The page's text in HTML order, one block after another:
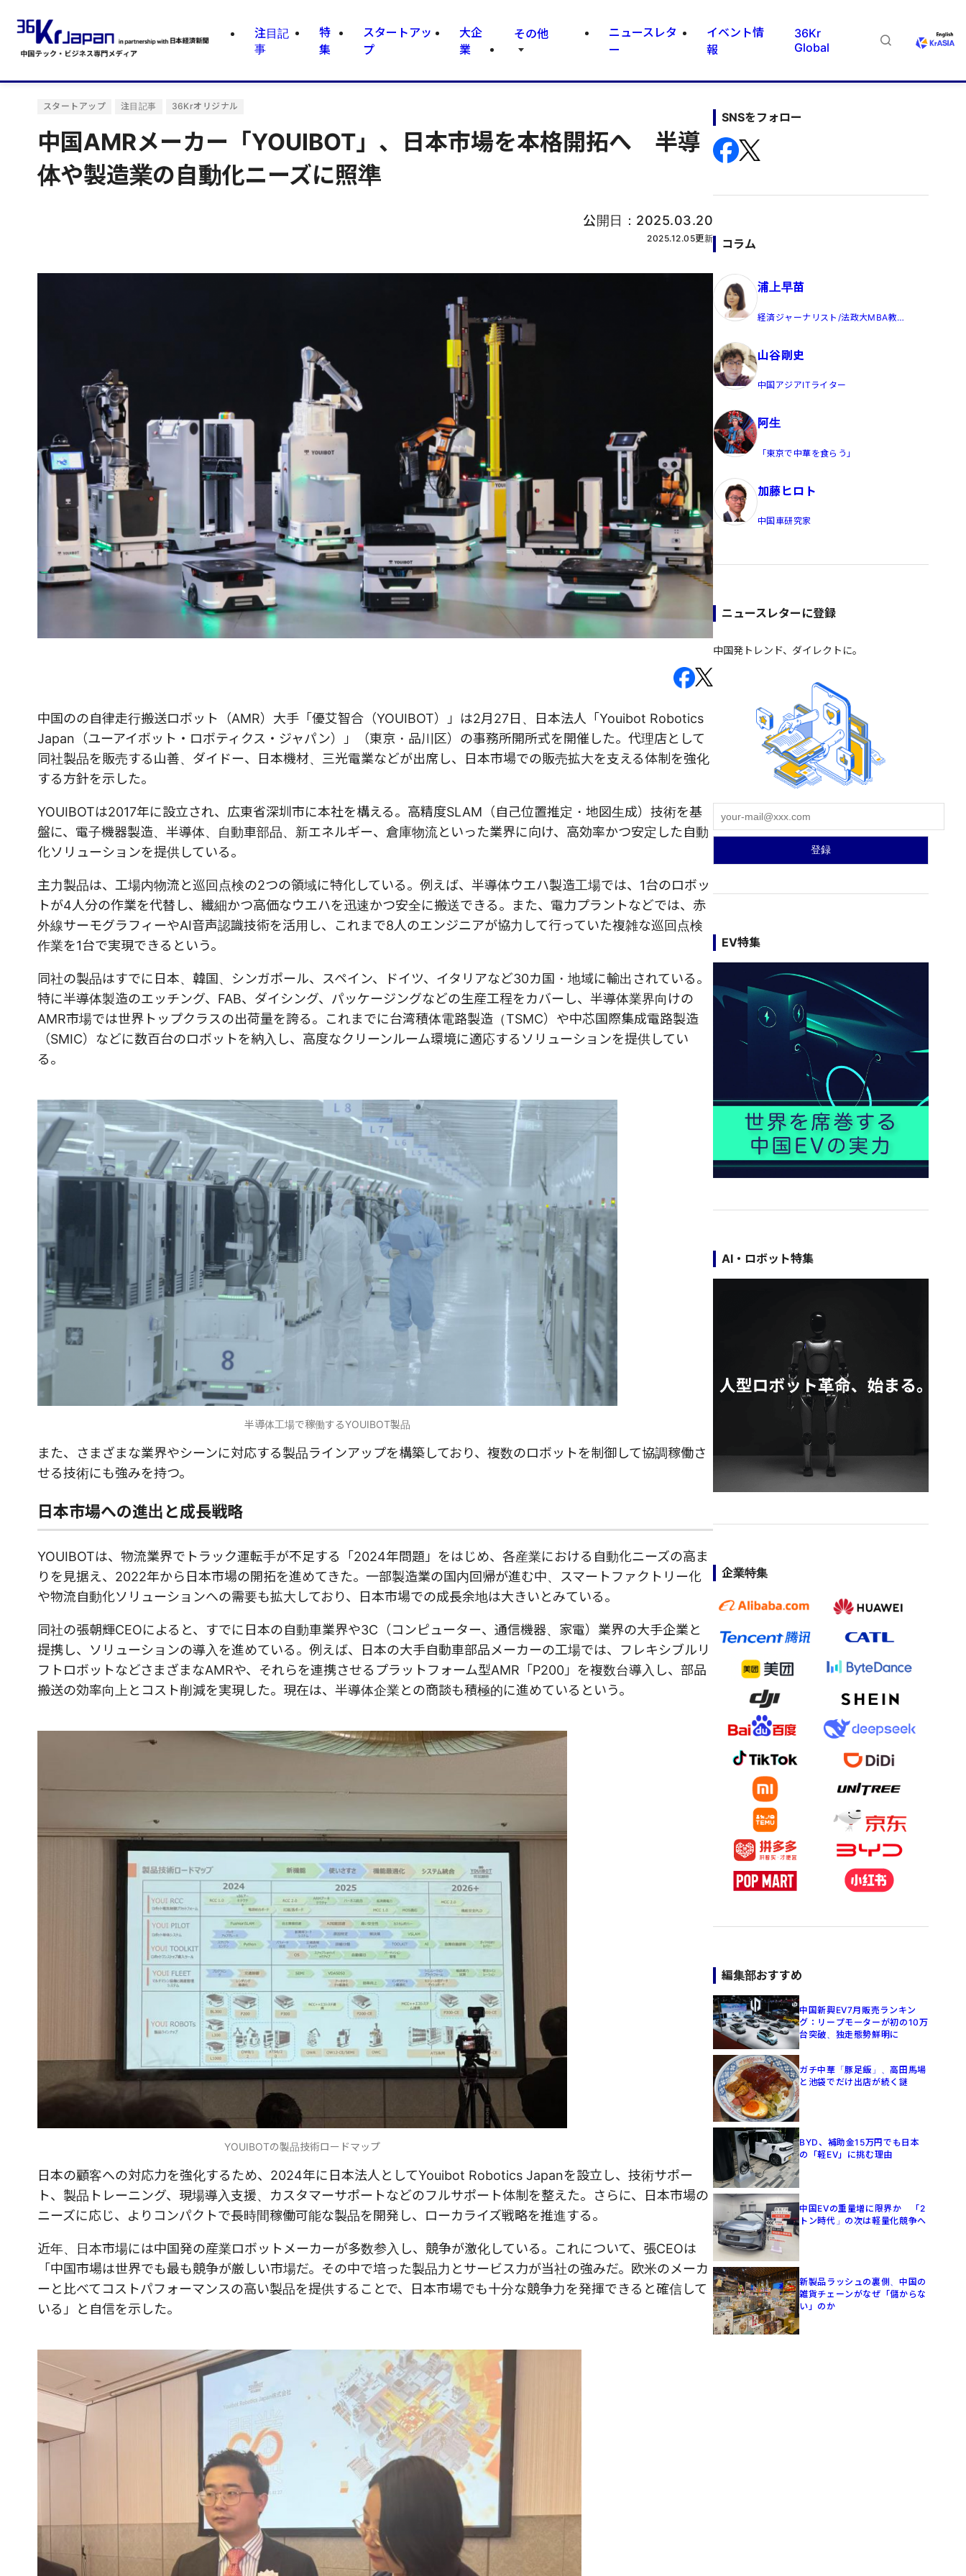
注目記
事
特
集
スタートアッ
プ
大企
業
その他
ニュースレタ
ー
イベント情
報
36Kr
Global
スタートアップ 注目記事 36Krオリジナル
中国AMRメーカー「YOUIBOT」、日本市場を本格開拓へ 半導
体や製造業の自動化ニーズに照準
公開日： 2025.03.20
2025.12.05更新
中国のの自律走行搬送ロボット（AMR）大手「優艾智合（YOUIBOT）」は2月27日、日本法人「Youibot Robotics
Japan（ユーアイボット・ロボティクス・ジャパン）」（東京・品川区）の事務所開所式を開催した。代理店として
同社製品を販売する山善、ダイドー、日本機材、三光電業などが出席し、日本市場での販売拡大を支える体制を強化
する方針を示した。
YOUIBOTは2017年に設立され、広東省深圳市に本社を構える。高精度SLAM（自己位置推定・地図生成）技術を基
盤に、電子機器製造、半導体、自動車部品、新エネルギー、倉庫物流といった業界に向け、高効率かつ安定した自動
化ソリューションを提供している。
​​主力製品は、工場内物流と巡回点検の2つの領域に特化している。例えば、半導体ウエハ製造工場では、1台のロボッ
トが4人分の作業を代替し、繊細かつ高価なウエハを迅速かつ安全に搬送できる。また、電力プラントなどでは、赤
外線サーモグラフィーやAI音声認識技術を活用し、これまで8人のエンジニアが協力して行っていた複雑な巡回点検
作業を1台で実現できるという。
同社の製品はすでに日本、韓国、シンガポール、スペイン、ドイツ、イタリアなど30カ国・地域に輸出されている。
特に半導体製造のエッチング、FAB、ダイシング、パッケージングなどの生産工程をカバーし、半導体業界向けの
AMR市場では世界トップクラスの出荷量を誇る。これまでに台湾積体電路製造（TSMC）や中芯国際集成電路製造
（SMIC）などに数百台のロボットを納入し、高度なクリーンルーム環境に適応するソリューションを提供してい
る。
半導体工場で稼働するYOUIBOT製品
また、さまざまな業界やシーンに対応する製品ラインアップを構築しており、複数のロボットを制御して協調稼働さ
せる技術にも強みを持つ。
日本市場への進出と成長戦略
YOUIBOTは、物流業界でトラック運転手が不足する「2024年問題」をはじめ、各産業における自動化ニーズの高ま
りを見据え、2022年から日本市場の開拓を進めてきた。一部製造業の国内回帰が進む中、スマートファクトリー化
や物流自動化ソリューションへの需要も拡大しており、日本市場での成長余地は大きいとみている。
同社の張朝輝CEOによると、すでに日本の自動車業界や3C（コンピューター、通信機器、家電）業界の大手企業と
提携し、ソリューションの導入を進めている。例えば、日本の大手自動車部品メーカーの工場では、フレキシブルリ
フトロボットなどさまざまなAMRや、それらを連携させるプラットフォーム型AMR「P200」を複数台導入し、部品
搬送の効率向上とコスト削減を実現した。現在は、半導体企業との商談も積極的に進めているという。
YOUIBOTの製品技術ロードマップ
日本の顧客への対応力を強化するため、2024年に日本法人としてYouibot Robotics Japanを設立し、技術サポー
ト、製品トレーニング、現場導入支援、カスタマーサポートなどのフルサポート体制を整えた。さらに、日本市場の
ニーズに応じ、よりコンパクトで長時間稼働可能な製品を開発し、ローカライズ戦略を推進する。
近年、日本市場には中国発の産業ロボットメーカーが多数参入し、競争が激化している。これについて、張CEOは
「中国市場は世界でも最も競争が厳しい市場だ。その中で培った製品力とサービス力が当社の強みだ。欧米のメーカ
ーと比べてコストパフォーマンスの高い製品を提供することで、日本市場でも十分な競争力を発揮できると確信して
いる」と自信を示した。
SNSをフォロー
コラム
浦上早苗
経済ジャーナリスト/法政大MBA教
山谷剛史
中国アジアITライター
阿生
「東京で中華を食らう」
加藤ヒロト
中国車研究家
ニュースレターに登録
中国発トレンド、ダイレクトに。
EV特集
AI・ロボット特集
企業特集
編集部おすすめ
中国新興EV7月販売ランキン
グ：リープモーターが初の10万
台突破、独走態勢鮮明に
ガチ中華「豚足飯」、高田馬場
と池袋でだけ出店が続く謎
BYD、補助金15万円でも日本
の「軽EV」に挑む理由
中国EVの重量増に限界か 「2
トン時代」の次は軽量化競争へ
新製品ラッシュの裏側、中国の
雑貨チェーンがなぜ「儲からな
い」のか